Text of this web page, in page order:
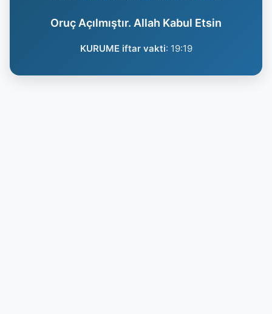
Oruç Açılmıştır. Allah Kabul Etsin
KURUME iftar vakti: 19:19